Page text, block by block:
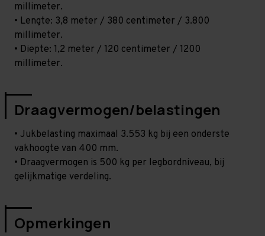
millimeter.
• Lengte: 3,8 meter / 380 centimeter / 3.800
millimeter.
• Diepte: 1,2 meter / 120 centimeter / 1200
millimeter.
Draagvermogen/belastingen
• Jukbelasting maximaal 3.553 kg bij een onderste
vakhoogte van 400 mm.
• Draagvermogen is 500 kg per legbordniveau, bij
gelijkmatige verdeling.
Opmerkingen